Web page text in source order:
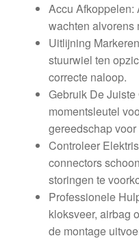
Accu Afkoppelen:
wachten alvorens
Uitlijning
stuurwiel ten
correcte naloop.
Gebruik De
momentsleutel
gereedschap
Controleer
connectors
storingen te
Professionele
kloksveer, airbag
de montage